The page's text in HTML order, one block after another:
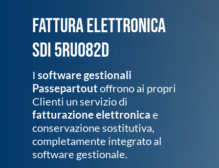
Fattura Elettronica
SDI 5RUO82D
I software gestionali
Passepartoutoffrono ai propri
Clienti un servizio di
fatturazione elettronicae
conservazione sostitutiva,
completamente integrato al
software gestionale.